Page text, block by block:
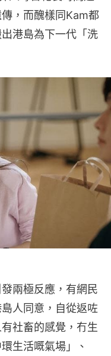
，而醜樣同Kam都
港島為下一代「洗
兩極反應，有網民
人同意，自從返咗
社畜的感覺，冇生
生活嘅氣場」、